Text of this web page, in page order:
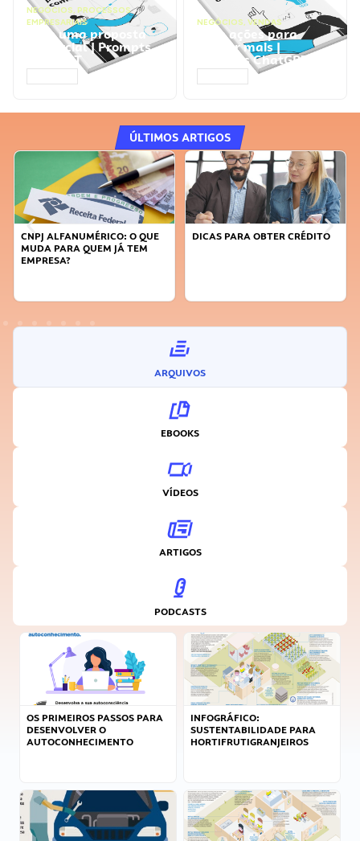
NEGÓCIOS, PROCESSOS
EMPRESARIAIS
Faça uma proposta
comercial | Prompts
ChatGPT
NEGÓCIOS, VENDAS
Faça ações para
vender mais |
Prompts ChatGPT
ÚLTIMOS ARTIGOS
CNPJ ALFANUMÉRICO: O QUE
MUDA PARA QUEM JÁ TEM
EMPRESA?
DICAS PARA OBTER CRÉDITO
ARQUIVOS
EBOOKS
VÍDEOS
ARTIGOS
PODCASTS
OS PRIMEIROS PASSOS PARA
DESENVOLVER O
AUTOCONHECIMENTO
INFOGRÁFICO:
SUSTENTABILIDADE PARA
HORTIFRUTIGRANJEIROS